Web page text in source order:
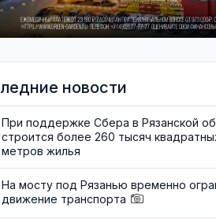
новости
При поддержке Сбера в Рязанской
строится более 260 тысяч
метров жилья
На мосту под Рязанью временно
движение транспорта